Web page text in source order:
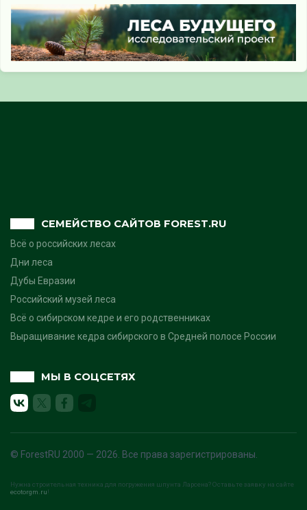
СЕМЕЙСТВО САЙТОВ FOREST.RU
Всё о российских лесах
Дни леса
Дубы Евразии
Российский музей леса
Всё о сибирском кедре и его родственниках
Выращивание кедра сибирского в Средней полосе России
МЫ В СОЦСЕТЯХ
© ForestRU 2000 — 2026. Все права зарегистрированы.
Нужна строительная техника для погружения шпунта Ларсена? Оставьте заявку на сайте
ecotorgm.ru!